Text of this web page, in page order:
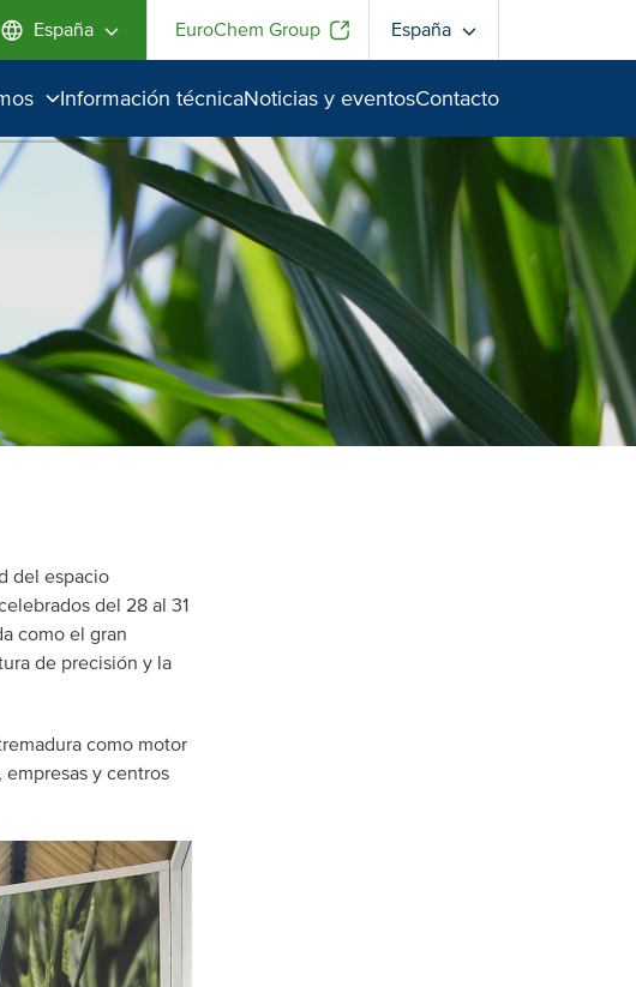
España EuroChem Group España
un líder
Información técnicaNoticias y eventosContacto
del espacio
del 28 al 31
como el gran
de precisión y la
como motor
y centros